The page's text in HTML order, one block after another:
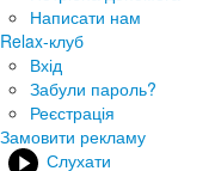
Написати нам
Relax-клуб
Вхід
Забули пароль?
Реєстрація
Замовити рекламу
Слухати